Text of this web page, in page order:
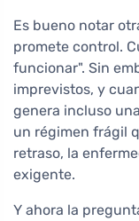
Es bueno notar
promete control.
funcionar". Sin
imprevistos, y
genera incluso
un régimen frágil
retraso, la
exigente.
Y ahora la